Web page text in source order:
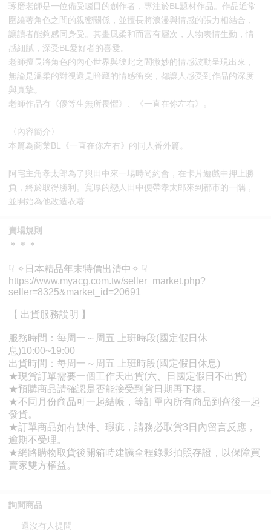
琢磨老師是一位備受矚目的創作者，專注於BL題材作品。作品通常
圍繞著角色之間的親密關係，並擅長將浪漫與情感的張力相結合，
讓讀者能夠感同身受。其畫風柔和而富有層次，人物表情生動，情
感細膩，深受BL愛好者的喜愛。
老師擅長將角色的內心世界與彼此之間微妙的情感波動呈現出來，
無論是溫柔的對視還是暗藏的情感衝突，都讓人感受到作品的深度
與真摯。
老師作品有《優等生無所畏懼》、《一直在你左右》。
〈內容簡介〉
本篇為商業BL《一直在你左右》的同人番外篇。
阿宅主角孝太郎為了與田中來一場時尚約會，在卡片遊戲中押上勝
負，終於取得勝利。寬厚的戀人田中便帶孝太郎來到都市的一隅，
並開始為他改造衣著……
賣場規則
詢問商品
還沒有人提問